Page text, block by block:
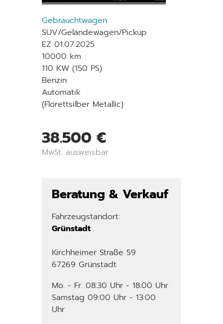
Gebrauchtwagen
SUV/Geländewagen/Pickup
EZ 01.07.2025
10000 km
110 KW (150 PS)
Benzin
Automatik
(Florettsilber Metallic)
38.500 €
MwSt. ausweisbar
Beratung & Verkauf
Fahrzeugstandort:
Grünstadt
Kirchheimer Straße 59
67269 Grünstadt
Mo. - Fr. 08:30 Uhr - 18:00 Uhr
Samstag 09:00 Uhr - 13:00
Uhr